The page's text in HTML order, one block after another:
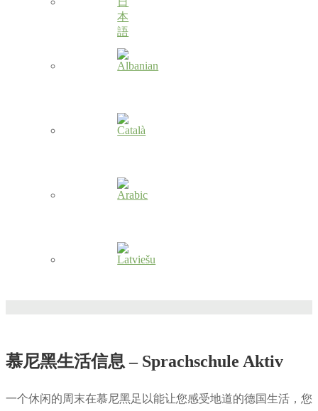
慕尼黑生活信息 – Sprachschule Aktiv
一个休闲的周末在慕尼黑足以能让您感受地道的德国生活，您